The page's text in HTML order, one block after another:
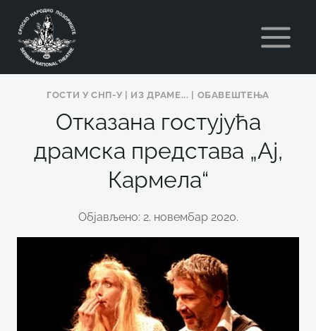
content
ГОСТИ У СНП-У ИЗ ДРАМЕ... ОБАВЕШТЕЊА
Отказана гостујућа
драмска представа „Ај,
Кармела“
Објављено: 2. новембар 2020.